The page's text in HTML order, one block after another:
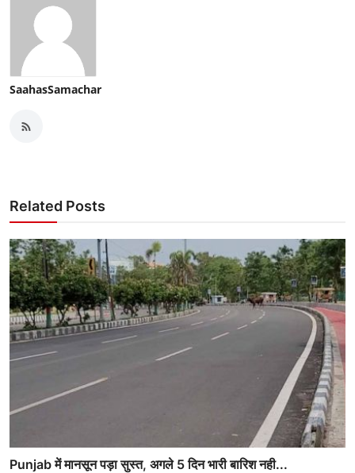
SaahasSamachar
Related Posts
Punjab में मानसून पड़ा सुस्त, अगले 5 दिन भारी बारिश नही...